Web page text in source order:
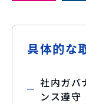
具体的な
社内ガバ
ンス遵守